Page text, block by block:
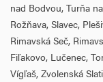
napredujúcej
Hlavným cieľom
vyplývajúcej zo
komunikačných
infraštruktúry.
nad Bodvou, Turňa
Rožňava, Slavec,
Rimavská Seč,
Fiľakovo, Lučenec,
Vígľaš, Zvolenská